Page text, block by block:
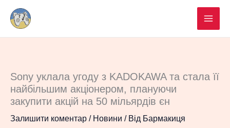
Перейти
вмісту
Sony уклала угоду з KADOKAWA та стала її
найбільшим акціонером, плануючи
закупити акцій на 50 мільярдів єн
Залишити коментар / Новини / Від Бармакиця